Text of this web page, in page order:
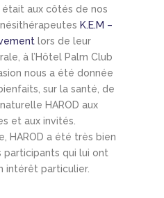
était aux côtés de nos
K.E.M –
lors de leur
à l’Hôtel Palm Club
nous a été donnée
sur la santé, de
HAROD aux
et aux invités.
HAROD a été très bien
participants qui lui ont
intérêt particulier.